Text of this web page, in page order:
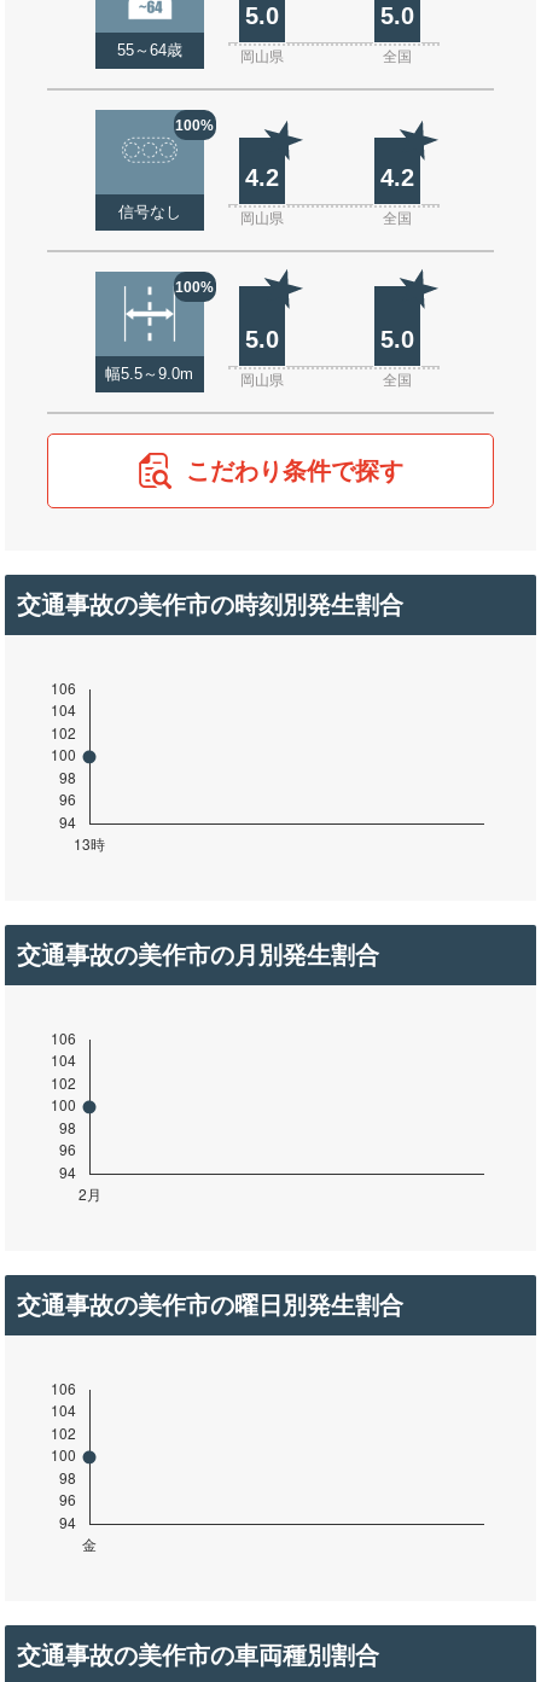
55～64歳
5.0 5.0
岡山県 全国
100%
信号なし
4.2 4.2
岡山県 全国
100%
幅5.5～9.0m
5.0 5.0
岡山県 全国
こだわり条件で探す
交通事故の美作市の時刻別発生割合
交通事故の美作市の月別発生割合
交通事故の美作市の曜日別発生割合
交通事故の美作市の車両種別割合